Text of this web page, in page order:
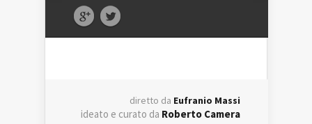
diretto da Eufranio Massi
ideato e curato da Roberto Camera